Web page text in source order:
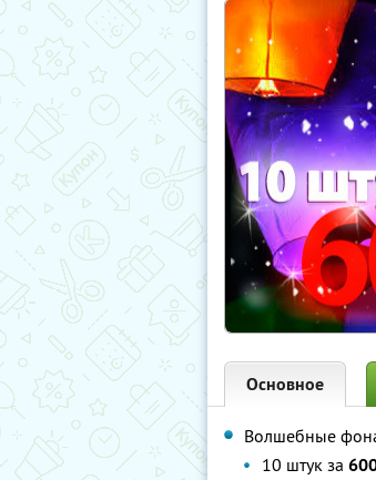
Основное
Волшебные
10 штук за